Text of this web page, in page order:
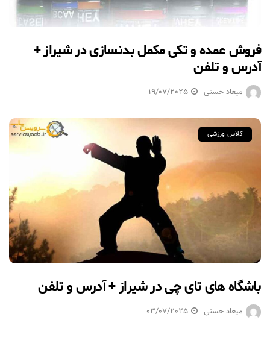
فروش عمده و تکی مکمل بدنسازی در شیراز +
آدرس و تلفن
میعاد حسنی 19/07/2025
کلاس ورزشی
باشگاه های تای چی در شیراز + آدرس و تلفن
میعاد حسنی 03/07/2025